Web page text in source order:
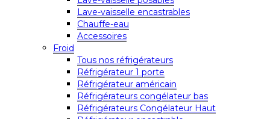
Lave-vaisselle encastrables
Chauffe-eau
Accessoires
Froid
Tous nos réfrigérateurs
Réfrigérateur 1 porte
Réfrigérateur américain
Réfrigérateurs congélateur bas
Réfrigérateurs Congélateur Haut